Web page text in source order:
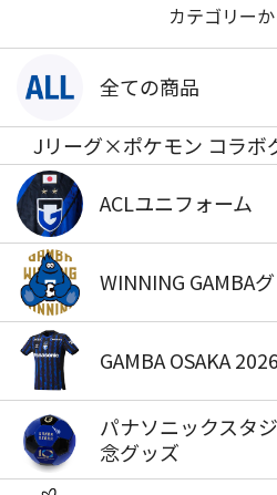
カテゴリー
全ての商品
Jリーグ×ポケモン コラボ
ACLユニフォーム
WINNING GAMBA
GAMBA OSAKA
パナソニックスタ
念グッズ